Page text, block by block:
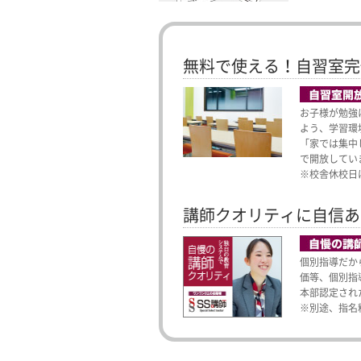
無料で使える！自習室
お子様が勉
よう、学習
「家では集
で開放して
※校舎休校日
講師クオリティに自信
個別指導だ
価等、個別
本部認定さ
※別途、指名